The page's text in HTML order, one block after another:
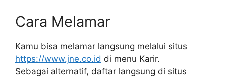
Cara Melamar
Kamu bisa melamar langsung melalui situs
https://www.jne.co.id di menu Karir.
Sebagai alternatif, daftar langsung di situs